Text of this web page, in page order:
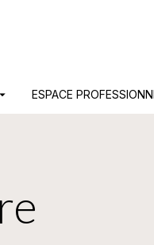
arrow_drop_down ESPACE